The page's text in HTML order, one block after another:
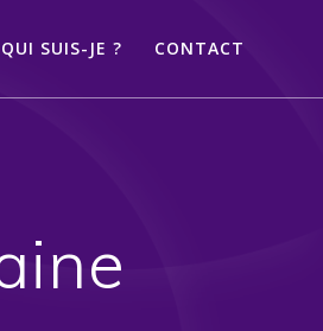
QUI SUIS-JE ? CONTACT